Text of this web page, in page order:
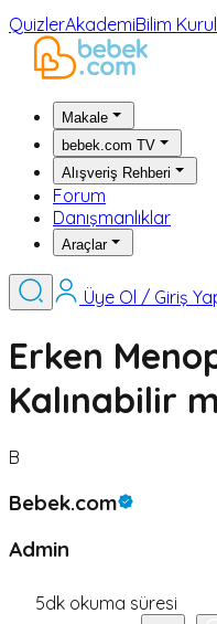
QuizlerAkademiBilim
Makale
bebek.com TV
Alışveriş Rehberi
Forum
Danışmanlıklar
Araçlar
Üye Ol / Giriş
Erken
Kalınabilir
B
Bebek.com
Admin
5dk okuma süresi